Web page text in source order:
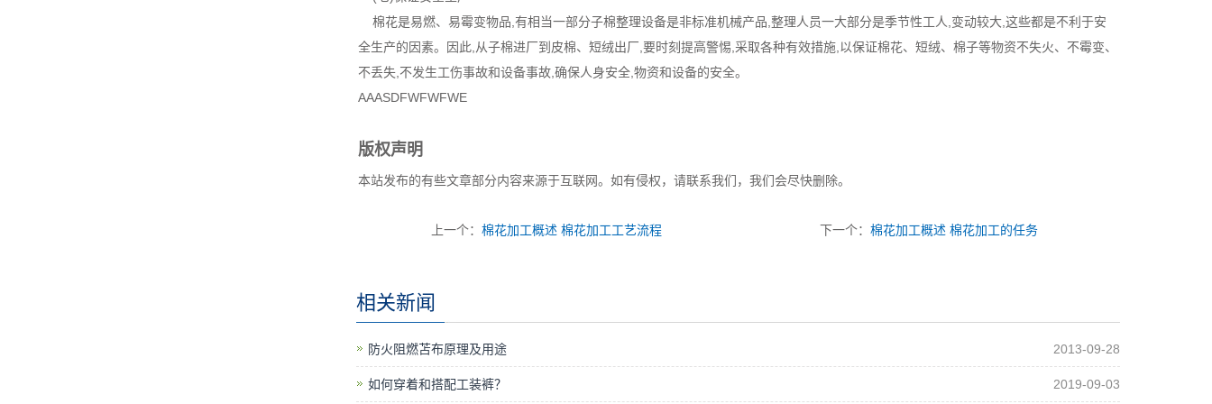
棉花是易燃、易霉变物品,有相当一部分子棉整理设备是非标准机械产品,整理人员一大部分是季节性工人,变动较大,这些都是不利于安
全生产的因素。因此,从子棉进厂到皮棉、短绒出厂,要时刻提高警惕,采取各种有效措施,以保证棉花、短绒、棉子等物资不失火、不霉变、
不丢失,不发生工伤事故和设备事故,确保人身安全,物资和设备的安全。
AAASDFWFWFWE
版权声明
本站发布的有些文章部分内容来源于互联网。如有侵权，请联系我们，我们会尽快删除。
上一个：棉花加工概述 棉花加工工艺流程 下一个：棉花加工概述 棉花加工的任务
相关新闻
防火阻燃苫布原理及用途​ 2013-09-28
如何穿着和搭配工装裤？ 2019-09-03